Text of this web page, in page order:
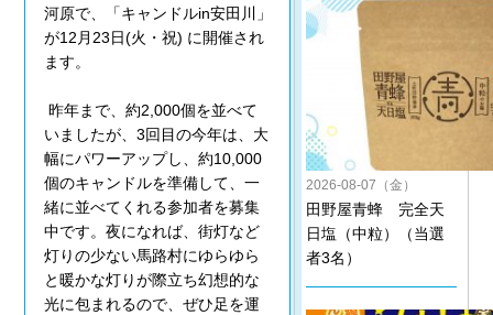
河原で、「キャンドルin安田川」
が12月23日(火・祝) に開催され
ます。
昨年まで、約2,000個を並べて
いましたが、3回目の今年は、大
幅にパワーアップし、約10,000
個のキャンドルを準備して、一
緒に並べてくれる参加者を募集
中です。夜になれば、街灯など
灯りの少ない馬路村にゆらゆら
と暖かな灯りが際立ち幻想的な
光に包まれるので、ぜひ足を運
2026-08-07（金）
田野屋青蜂 完全天
日塩（中粒）（当選
者3名）